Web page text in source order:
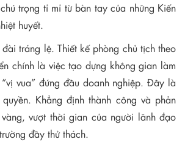
trọng tỉ mỉ từ bàn tay của những Kiến
huyết.
tráng lệ. Thiết kế phòng chủ tịch theo
chính là việc tạo dựng không gian làm
vua” đứng đầu doanh nghiệp. Đây là
Khẳng định thành công và phản
vượt thời gian của người lãnh đạo
đầy thử thách.